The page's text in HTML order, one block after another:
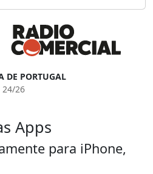
DE PORTUGAL
24/26
Apps
para iPhone,